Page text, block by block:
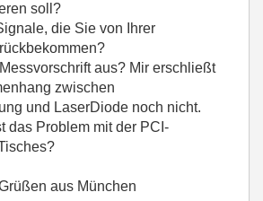
soll?
die Sie von Ihrer
aus? Mir erschließt
zwischen
und LaserDiode noch nicht.
das Problem mit der PCI-
aus München